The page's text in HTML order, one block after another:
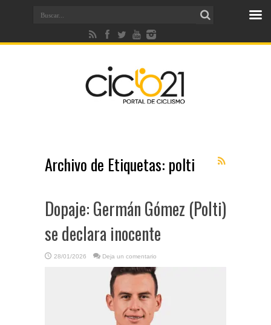
Archivo de Etiquetas: polti
Dopaje: Germán Gómez (Polti)
se declara inocente
28/01/2026 Deja un comentario